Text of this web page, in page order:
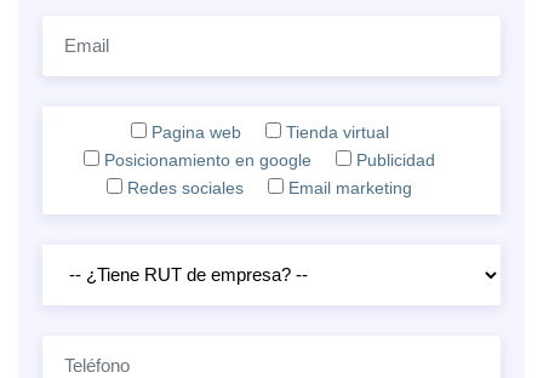
Pagina web
Tienda virtual
Posicionamiento en google
Publicidad
Redes sociales
Email marketing